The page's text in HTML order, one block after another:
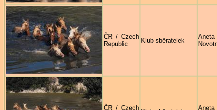
ČR / Czech
Republic
Klub sběratelek
Aneta
ČR / Czech Aneta